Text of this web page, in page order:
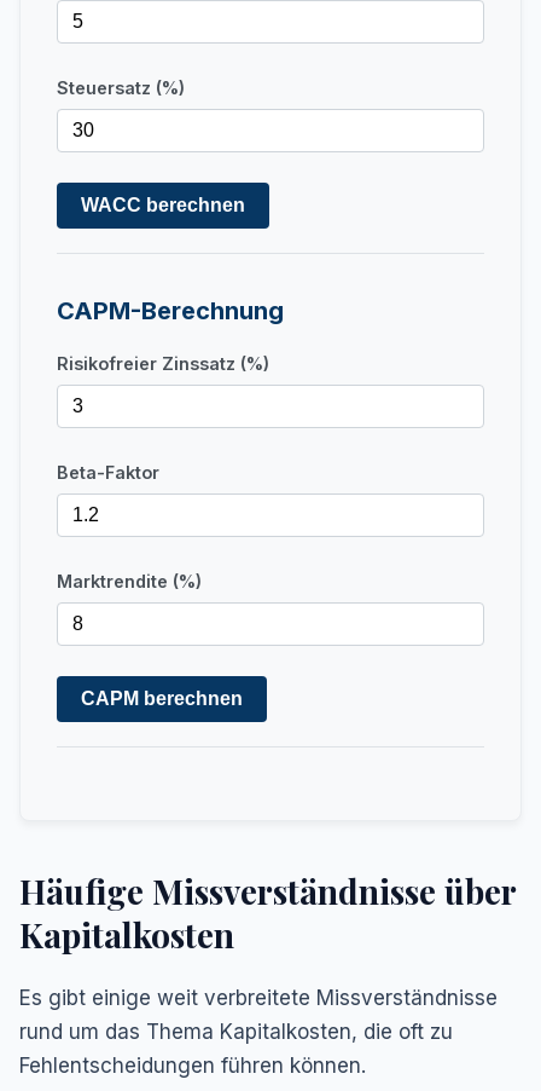
Steuersatz (%)
WACC berechnen
CAPM-Berechnung
Risikofreier Zinssatz (%)
Beta-Faktor
Marktrendite (%)
CAPM berechnen
Häufige Missverständnisse über
Kapitalkosten
Es gibt einige weit verbreitete Missverständnisse
rund um das Thema Kapitalkosten, die oft zu
Fehlentscheidungen führen können.